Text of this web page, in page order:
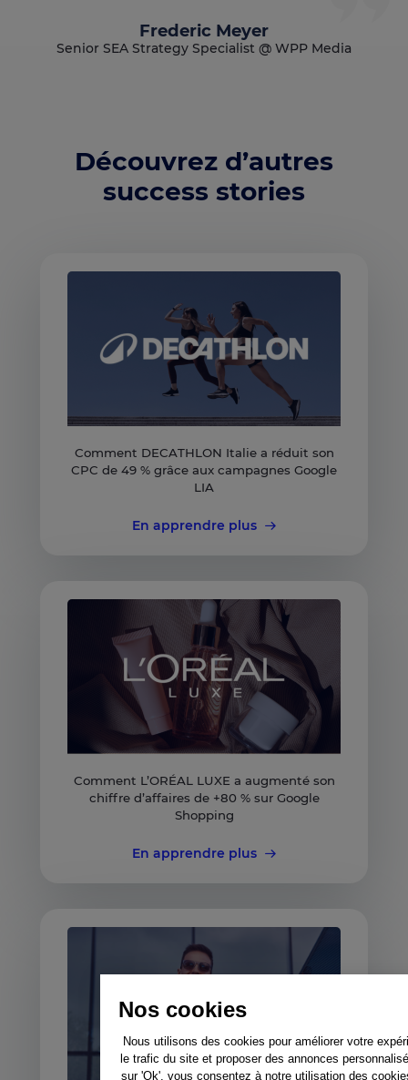
Nos cookies
Nous utilisons des cookies pour améliorer votre
le trafic du site et proposer des annonces
sur 'Ok', vous consentez à notre utilisation des
Frederic Meyer
Senior SEA Strategy Specialist @ WPP Media
Découvrez d’autres
success stories
Comment DECATHLON Italie a réduit son
CPC de 49 % grâce aux campagnes Google
LIA
En apprendre plus
Comment L’ORÉAL LUXE a augmenté son
chiffre d’affaires de +80 % sur Google
Shopping
En apprendre plus